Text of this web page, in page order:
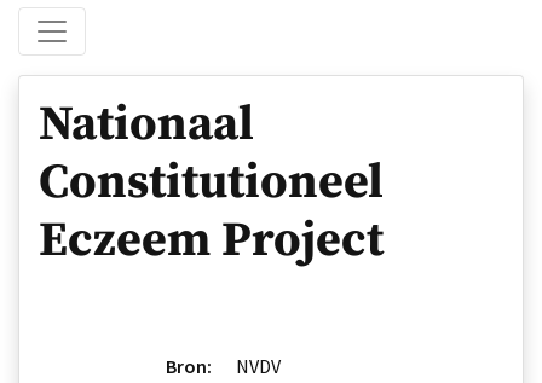
Nationaal
Constitutioneel
Eczeem Project
Bron:
NVDV